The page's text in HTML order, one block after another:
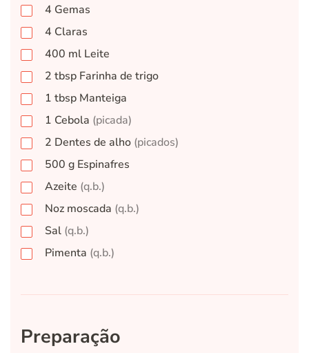
4 Gemas
4 Claras
400 ml Leite
2 tbsp Farinha de trigo
1 tbsp Manteiga
1 Cebola (picada)
2 Dentes de alho (picados)
500 g Espinafres
Azeite (q.b.)
Noz moscada (q.b.)
Sal (q.b.)
Pimenta (q.b.)
Preparação